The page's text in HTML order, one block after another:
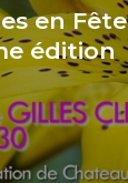
en Fête
édition